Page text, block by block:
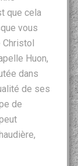
que cela
vous
Christol
Huon,
dans
de ses
de